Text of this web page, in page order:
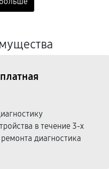
в течение 3-х
диагностика